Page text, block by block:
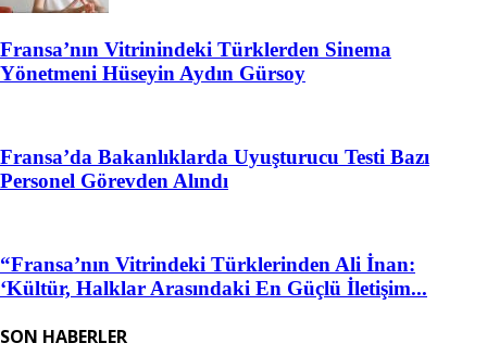
Fransa’nın Vitrinindeki Türklerden Sinema
Yönetmeni Hüseyin Aydın Gürsoy
Fransa’da Bakanlıklarda Uyuşturucu Testi Bazı
Personel Görevden Alındı
“Fransa’nın Vitrindeki Türklerinden Ali İnan:
‘Kültür, Halklar Arasındaki En Güçlü İletişim...
SON HABERLER